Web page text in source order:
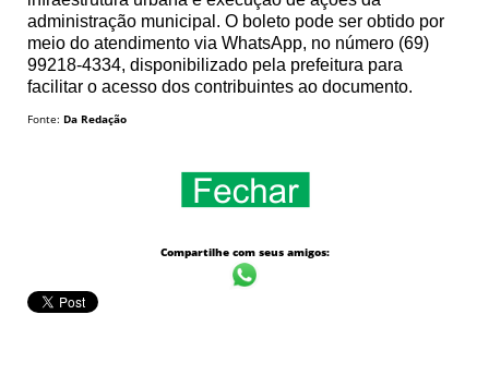
administração municipal. O boleto pode ser obtido por
meio do atendimento via WhatsApp, no número (69)
99218-4334, disponibilizado pela prefeitura para
facilitar o acesso dos contribuintes ao documento.
Fonte: Da Redação
Compartilhe com seus amigos: